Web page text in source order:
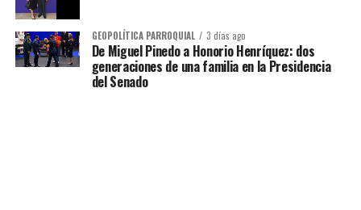
GEOPOLÍTICA PARROQUIAL 3 días ago
De Miguel Pinedo a Honorio Henríquez: dos
generaciones de una familia en la Presidencia
del Senado